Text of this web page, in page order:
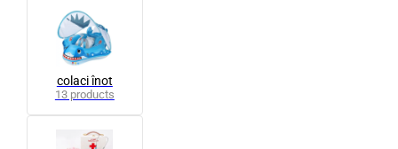
colaci înot
13 products